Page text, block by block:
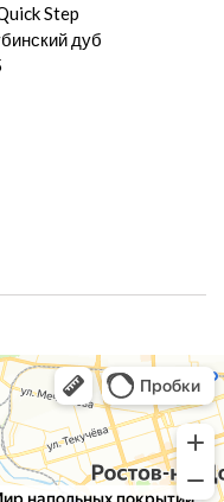
Step
дуб